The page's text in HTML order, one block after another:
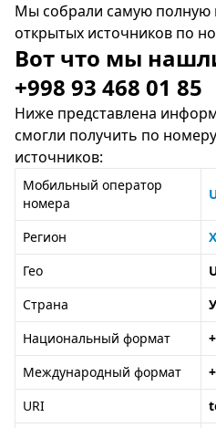
Мы собрали самую
открытых источников по
Вот что мы
+998 93 468 01 85
Ниже представлена
смогли получить по
источников:
Мобильный оператор
номера
Регион
Гео
Страна
Национальный формат
Международный формат
URI